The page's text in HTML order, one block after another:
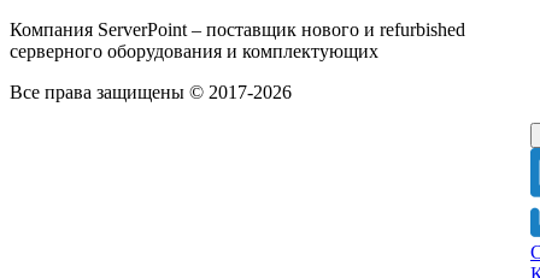
Компания ServerPoint – поставщик нового и refurbished
серверного оборудования и комплектующих
Все права защищены © 2017-2026